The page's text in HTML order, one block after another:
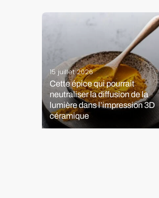
15 juillet 2026
Cette épice qui pourrait
neutraliser la diffusion de la
lumière dans l’impression 3D
céramique